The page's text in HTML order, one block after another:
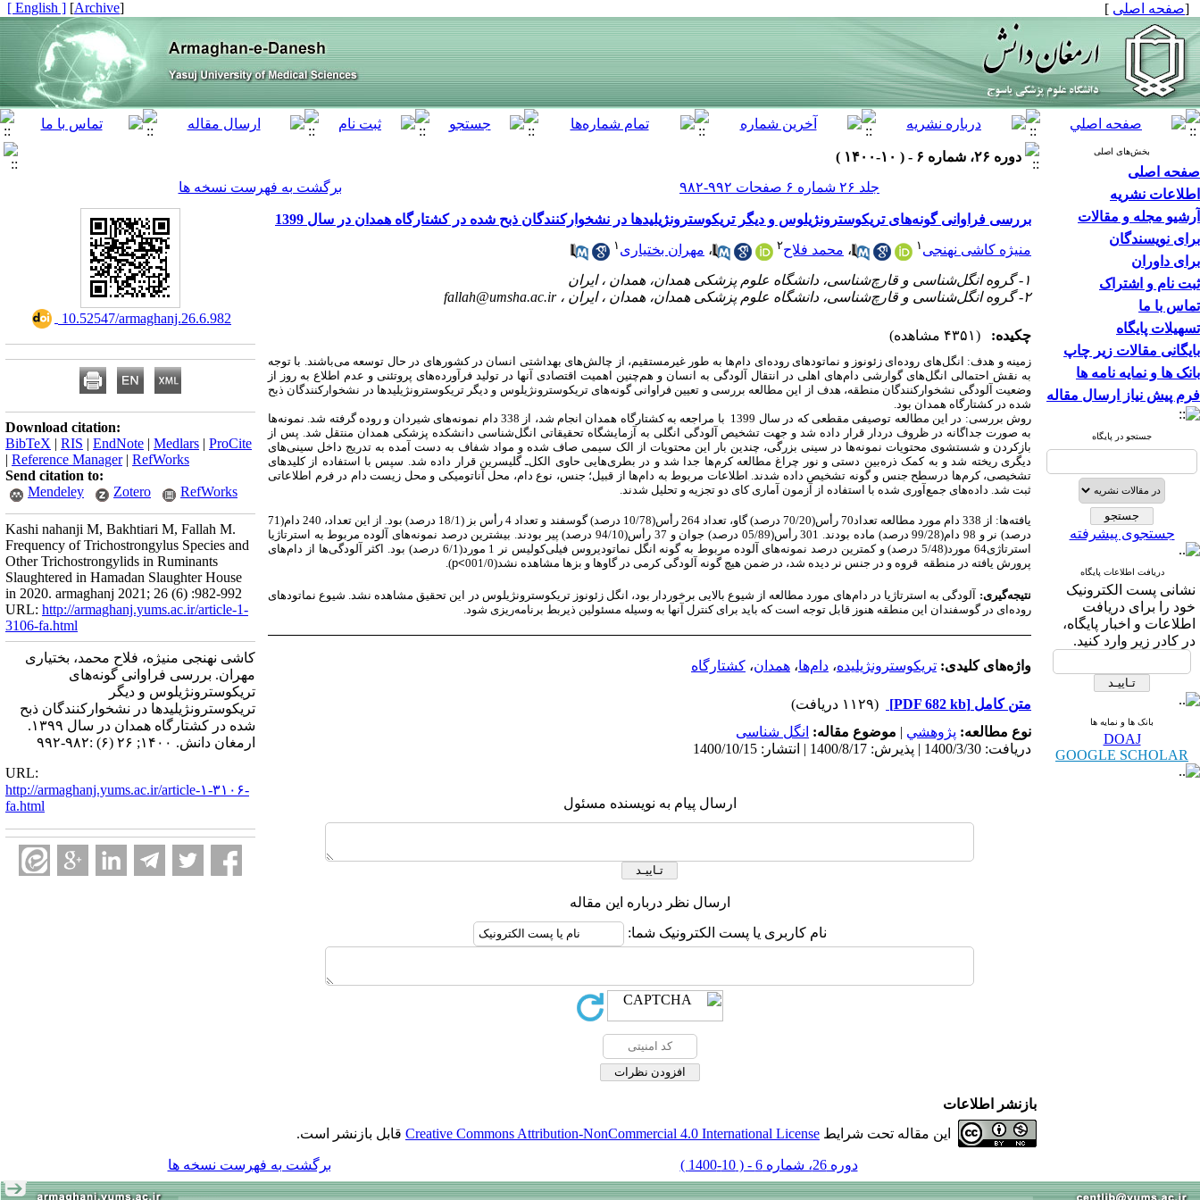
[صفحه اصلی ]
[
Archive
]
[ English ]
بخش‌های اصلی
صفحه اصلی
اطلاعات نشریه
آرشیو مجله و مقالات
برای نویسندگان
برای داوران
ثبت نام و اشتراک
تماس با ما
تسهیلات پایگاه
بایگانی مقالات زیر چاپ
بانک ها و نمایه نامه ها
فرم پیش نیاز ارسال مقاله
جستجو در پایگاه
جستجوی پیشرفته
دریافت اطلاعات پایگاه
نشانی پست الکترونیک
خود را برای دریافت
اطلاعات و اخبار پایگاه،
در کادر زیر وارد کنید.
بانک ها و نمایه ها
DOAJ
GOOGLE SCHOLAR
دوره ۲۶، شماره ۶ - ( ۱۰-۱۴۰۰ )
جلد ۲۶ شماره ۶ صفحات ۹۹۲-۹۸۲
برگشت به فهرست نسخه ها
بررسی فراوانی گونه‌های تریکوسترونژیلوس و دیگر تریکوسترونژیلیدها در نشخوارکنندگان ذبح‌ شده در کشتارگاه همدان در سال 1399
منیژه کاشی نهنجی ۱ ، محمد فلاح۲ ، مهران بختیاری ۱
۱- گروه انگل‌شناسی و قارچ‌شناسی، دانشگاه علوم پزشکی همدان، همدان ، ایران
۲- گروه انگل‌شناسی و قارچ‌شناسی، دانشگاه علوم پزشکی همدان، همدان ، ایران ،
fallah@umsha.ac.ir
چکیده: (۴۳۵۱ مشاهده)
زمینه و هدف: انگل‌های روده‌ای زئونوز و نماتودهای روده‌ای دام‌ها به طور غیرمستقیم، از چالش‌های بهداشتی انسان در کشورهای در حال توسعه می‌باشند. با توجه
به نقش احتمالی انگل‌های گوارشی دام‌های اهلی در انتقال آلودگی به انسان و هم‌چنین اهمیت اقتصادی آنها در تولید فرآورده‌های پروتئنی و عدم اطلاع به روز از
وضعیت آلودگی نشخوارکنندگان منطقه، هدف از این مطالعه بررسی و تعیین فراوانی گونههای تریکوسترونژیلوس و دیگر تریکوسترونژیلیدها در نشخوارکنندگان ذبح‌
شده در کشتارگاه همدان بود.
روش‌ بررسی:
در این مطالعه توصیفی مقطعی که در سال 1399 با مراجعه به کشتارگاه همدان انجام شد، از 338 دام نمونه‌‌های شیردان و روده گرفته شد. نمونه‌ها
به صورت جداگانه در ظروف دردار قرار داده شد و جهت تشخیص آلودگی انگلی به آزمایشگاه تحقیقاتی انگل‌شناسی دانشکده پزشکی همدان منتقل شد. پس از
بازکردن و شستشوی محتویات نمونه‌ها در سینی بزرگی، چندین بار این محتویات از الک سیمی صاف شده و مواد شفاف به دست آمده به تدریج داخل سینی‌های
دیگری ریخته شد و به کمک ذره‌بین دستی و نور چراغ مطالعه کرم‌ها جدا شد و در بطری‌هایی حاوی الکل‌ـ گلیسرین قرار داده شد. سپس با استفاده از کلیدهای
تشخیصی، کرم‌ها درسطح جنس و گونه تشخیص داده شدند. اطلاعات مربوط به دام‌ها از قبیل؛ جنس، نوع دام، محل آناتومیکی و محل زیست دام در فرم اطلاعاتی
ثبت شد. داده‌های جمع‌آوری شده با استفاده از آزمون‌ آماری کای دو تجزیه و تحلیل شدند.
یافته‌ها: از 338 دام مورد مطالعه تعداد70 رأس(70/20 درصد) گاو، تعداد 264 رأس(10/78 درصد) گوسفند و تعداد 4 رأس بز (18/1 درصد) بود. از این تعداد، 240 دام(71
درصد) نر و 98 دام(99/28 درصد) ماده بودند. 301 رأس(05/89 درصد) جوان و 37 رأس(94/10 درصد) پیر بودند. بیشترین درصد نمونه‌های آلوده مربوط به استرتاژیا
استرتاژی64 مورد(5/48 درصد) و کمترین درصد نمونه‌های آلوده مربوط به گونه انگل نماتودیروس فیلی‌کولیس نر 1 مورد(6/1 درصد) بود. اکثر آلودگی‌ها از دام‌های
پرورش یافته در منطقه قروه و در جنس نر دیده شد، در ضمن هیچ گونه آلودگی کرمی در گاوها و بزها مشاهده نشد(001/0
p<
)
.
نتیجه‌گیری: آلودگی به استرتاژیا در دام‌های مورد مطالعه از شیوع بالایی برخوردار بود، انگل زئونوز تریکوسترونژیلوس در این تحقیق مشاهده نشد. شیوع نماتودهای
روده‌ای در گوسفندان این منطقه هنوز قابل توجه است که باید برای کنترل آنها به وسیله مسئولین ذیربط برنامه‌ریزی شود.
واژه‌های کلیدی: تریکوسترونژیلیده، دام‌ها، همدان، کشتارگاه
متن کامل [PDF 682 kb]
(۱۱۲۹ دریافت)
نوع مطالعه: پژوهشي | موضوع مقاله: انگل شناسی
دریافت: 1400/3/30 | پذیرش: 1400/8/17 | انتشار: 1400/10/15
ارسال پیام به نویسنده مسئول
ارسال نظر درباره این مقاله
نام کاربری یا پست الکترونیک شما:
‎ 10.52547/armaghanj.26.6.982
Download citation:
BibTeX | RIS | EndNote | Medlars | ProCite
| Reference Manager| RefWorks
Send citation to:
Mendeley
Zotero RefWorks
Kashi nahanji M, Bakhtiari M, Fallah M.
Frequency of Trichostrongylus Species and
Other Trichostrongylids in Ruminants
Slaughtered in Hamadan Slaughter House
in 2020. armaghanj 2021; 26 (6) :982-992
URL: http://armaghanj.yums.ac.ir/article-1-
3106-fa.html
کاشی نهنجی منیژه، فلاح محمد، بختیاری
مهران. بررسی فراوانی گونه‌های
تریکوسترونژیلوس و دیگر
تریکوسترونژیلیدها در نشخوارکنندگان ذبح‌
شده در کشتارگاه همدان در سال ۱۳۹۹.
ارمغان دانش. ۱۴۰۰; ۲۶ (۶) :۹۸۲-۹۹۲
URL:
http://armaghanj.yums.ac.ir/article-۱-۳۱۰۶-
fa.html
بازنشر اطلاعات
این مقاله تحت شرایط Creative Commons Attribution-NonCommercial 4.0 International License قابل بازنشر است.
دوره 26، شماره 6 - ( 10-1400 ) برگشت به فهرست نسخه ها